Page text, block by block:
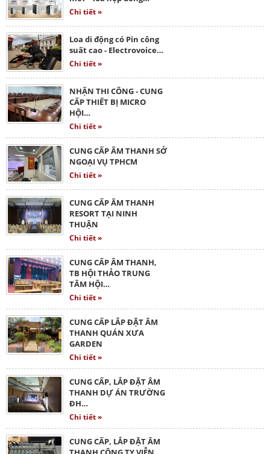
Chi tiết »
Loa di động có Pin công
suất cao - Electrovoice…
Chi tiết »
NHẬN THI CÔNG - CUNG
CẤP THIẾT BỊ MICRO
HỘI…
Chi tiết »
CUNG CẤP ÂM THANH SỞ
NGOẠI VỤ TPHCM
Chi tiết »
CUNG CẤP ÂM THANH
RESORT TẠI NINH
THUẬN
Chi tiết »
CUNG CẤP ÂM THANH,
TB HỘI THẢO TRUNG
TÂM HỘI…
Chi tiết »
CUNG CẤP LẮP ĐẶT ÂM
THANH QUÁN XƯA
GARDEN
Chi tiết »
CUNG CẤP, LẮP ĐẶT ÂM
THANH DỰ ÁN TRƯỜNG
ĐH…
Chi tiết »
CUNG CẤP, LẮP ĐẶT ÂM